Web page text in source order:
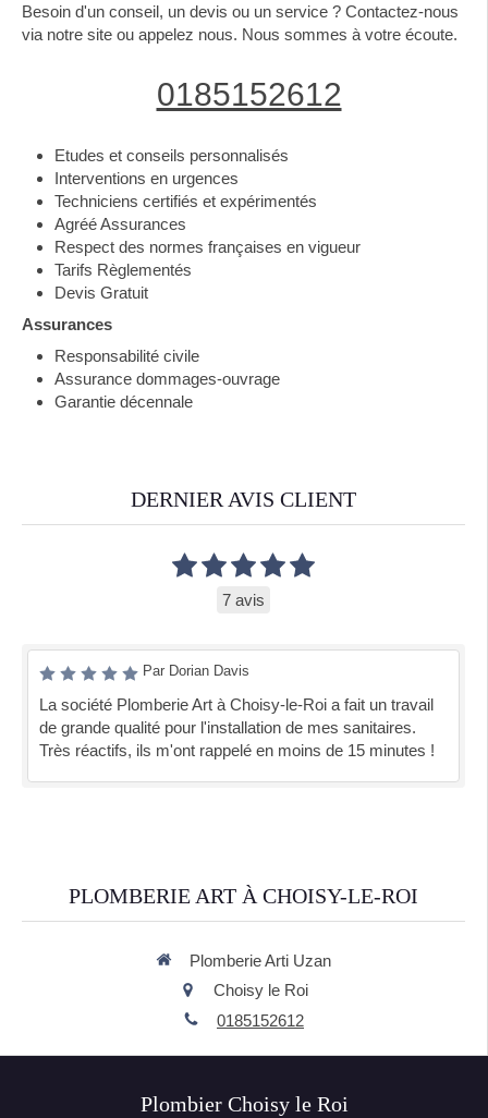
Besoin d'un conseil, un devis ou un service ? Contactez-nous
via notre site ou appelez nous. Nous sommes à votre écoute.
0185152612
Etudes et conseils personnalisés
Interventions en urgences
Techniciens certifiés et expérimentés
Agréé Assurances
Respect des normes françaises en vigueur
Tarifs Règlementés
Devis Gratuit
Assurances
Responsabilité civile
Assurance dommages-ouvrage
Garantie décennale
DERNIER AVIS CLIENT
7 avis
Par Dorian Davis
La société Plomberie Art à Choisy-le-Roi a fait un travail
de grande qualité pour l'installation de mes sanitaires.
Très réactifs, ils m'ont rappelé en moins de 15 minutes !
PLOMBERIE ART À CHOISY-LE-ROI
Plomberie Arti Uzan
Choisy le Roi
0185152612
Plombier Choisy le Roi